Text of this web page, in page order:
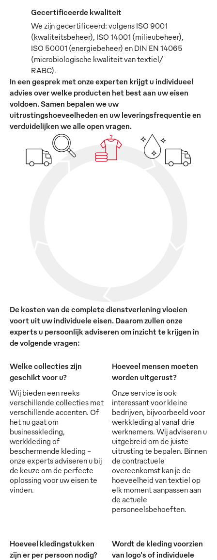
Gecertificeerde kwaliteit
We zijn gecertificeerd: volgens ISO 9001
(kwaliteitsbeheer), ISO 14001 (milieubeheer),
ISO 50001 (energiebeheer) en DIN EN 14065
(microbiologische kwaliteit van textiel/
RABC).
In een gesprek met onze experten krijgt u individueel
advies over welke producten het best aan uw eisen
voldoen. Samen bepalen we uw
uitrustingshoeveelheden en uw leveringsfrequentie en
verduidelijken we alle open vragen.
De kosten van de complete dienstverlening vloeien
voort uit uw individuele eisen. Daarom zullen onze
experts u persoonlijk adviseren om inzicht te krijgen in
de volgende vragen:
Welke collecties zijn
geschikt voor u?
Wij bieden een reeks
verschillende collecties met
verschillende accenten. Of
het nu gaat om
businesskleding,
werkkleding of
beschermende kleding -
onze experts adviseren u bij
de keuze om de perfecte
oplossing voor uw eisen te
vinden.
Hoeveel mensen moeten
worden uitgerust?
Onze service is ook
interessant voor kleine
bedrijven, bijvoorbeeld voor
werkkleding al vanaf drie
werknemers. Wij adviseren u
uitgebreid om de juiste
uitrusting te bepalen. Binnen
de contractuele
overeenkomst kan je de
hoeveelheid van textiel op
elk moment aanpassen aan
de actuele
personeelsbehoeften.
Hoeveel kledingstukken
zijn er per persoon nodig?
Wordt de kleding voorzien
van logo's of individuele